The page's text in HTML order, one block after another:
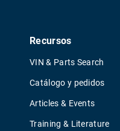
Recursos
VIN & Parts Search
Catálogo y pedidos
Articles & Events
Training & Literature